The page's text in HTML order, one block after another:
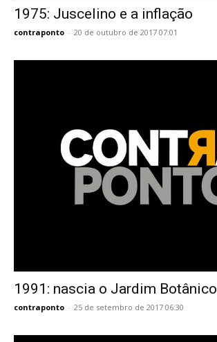
1975: Juscelino e a inflação
contraponto - 20 de outubro de 2017 07:01
1991: nascia o Jardim Botânico
contraponto - 25 de setembro de 2017 06:30